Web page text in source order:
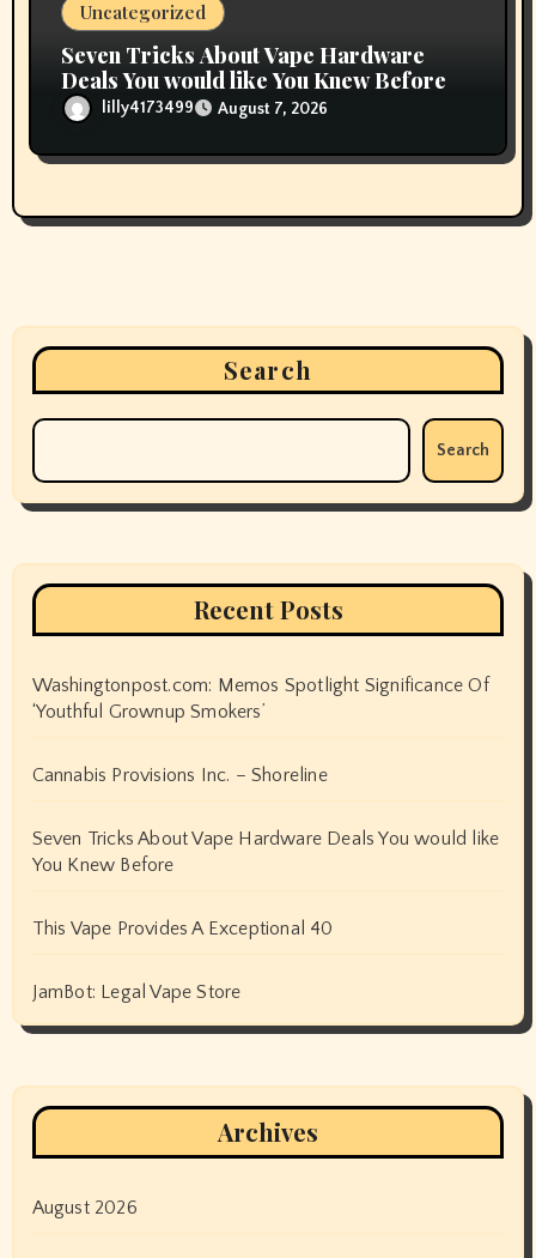
Uncategorized
Seven Tricks About Vape Hardware
Deals You would like You Knew Before
lilly4173499 August 7, 2026
Search
Search
Recent Posts
Washingtonpost.com: Memos Spotlight Significance Of
‘Youthful Grownup Smokers’
Cannabis Provisions Inc. – Shoreline
Seven Tricks About Vape Hardware Deals You would like
You Knew Before
This Vape Provides A Exceptional 40
JamBot: Legal Vape Store
Archives
August 2026